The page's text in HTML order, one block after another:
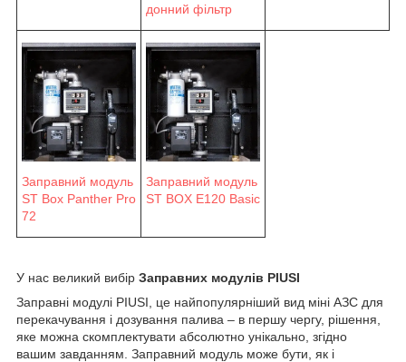
донний фільтр
Заправний модуль
ST Box Panther Pro
72
Заправний модуль
ST BOX E120 Basic
У нас великий вибір Заправних модулів PIUSI
Заправні модулі PIUSI, це найпопулярніший вид міні АЗС для
перекачування і дозування палива – в першу чергу, рішення,
яке можна скомплектувати абсолютно унікально, згідно
вашим завданням. Заправний модуль може бути, як і